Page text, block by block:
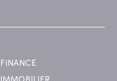
FINANCE